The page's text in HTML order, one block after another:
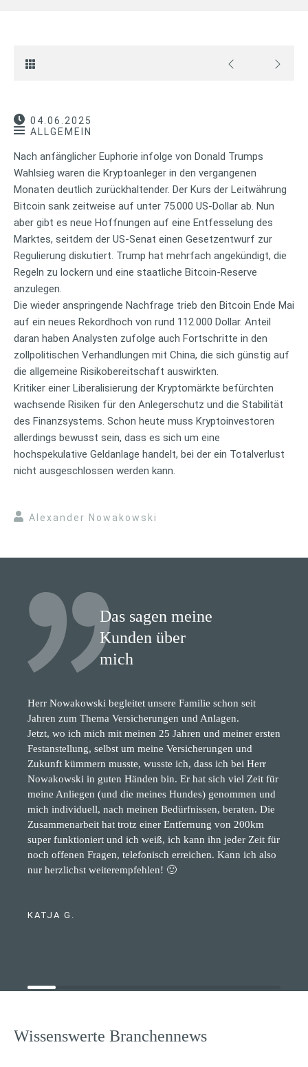
04.06.2025
ALLGEMEIN
Nach anfänglicher Euphorie infolge von Donald Trumps
Wahlsieg waren die Kryptoanleger in den vergangenen
Monaten deutlich zurückhaltender. Der Kurs der Leitwährung
Bitcoin sank zeitweise auf unter 75.000 US-Dollar ab. Nun
aber gibt es neue Hoffnungen auf eine Entfesselung des
Marktes, seitdem der US-Senat einen Gesetzentwurf zur
Regulierung diskutiert. Trump hat mehrfach angekündigt, die
Regeln zu lockern und eine staatliche Bitcoin-Reserve
anzulegen.
Die wieder anspringende Nachfrage trieb den Bitcoin Ende Mai
auf ein neues Rekordhoch von rund 112.000 Dollar. Anteil
daran haben Analysten zufolge auch Fortschritte in den
zollpolitischen Verhandlungen mit China, die sich günstig auf
die allgemeine Risikobereitschaft auswirkten.
Kritiker einer Liberalisierung der Kryptomärkte befürchten
wachsende Risiken für den Anlegerschutz und die Stabilität
des Finanzsystems. Schon heute muss Kryptoinvestoren
allerdings bewusst sein, dass es sich um eine
hochspekulative Geldanlage handelt, bei der ein Totalverlust
nicht ausgeschlossen werden kann.
Alexander Nowakowski
Das sagen meine
Kunden über
mich
Herr Nowakowski begleitet unsere Familie schon seit
Jahren zum Thema Versicherungen und Anlagen.
Jetzt, wo ich mich mit meinen 25 Jahren und meiner ersten
Festanstellung, selbst um meine Versicherungen und
Zukunft kümmern musste, wusste ich, dass ich bei Herr
Nowakowski in guten Händen bin. Er hat sich viel Zeit für
meine Anliegen (und die meines Hundes) genommen und
mich individuell, nach meinen Bedürfnissen, beraten. Die
Zusammenarbeit hat trotz einer Entfernung von 200km
super funktioniert und ich weiß, ich kann ihn jeder Zeit für
noch offenen Fragen, telefonisch erreichen. Kann ich also
nur herzlichst weiterempfehlen! 🙂
KATJA G.
Wissenswerte Branchennews